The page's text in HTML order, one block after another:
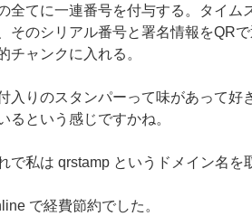
全てに一連番号を付与する。タイム
そのシリアル番号と署名情報をQR
チャンクに入れる。
入りのスタンパーって味があって好
るという感じですかね。
で私は qrstamp というドメイン名を
で経費節約でした。